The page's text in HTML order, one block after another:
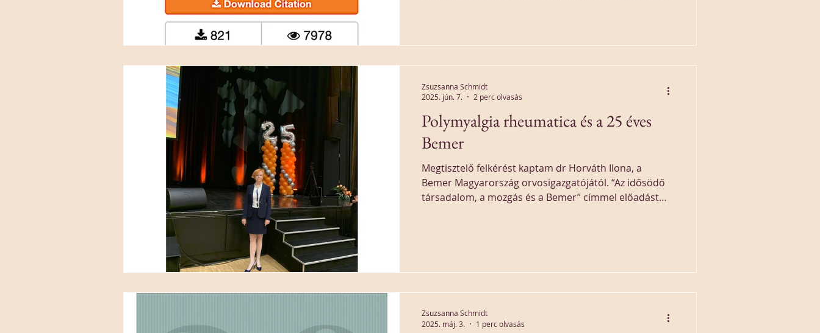
Polymyalgia rheumatica és a 25 éves
Bemer
Megtisztelő felkérést kaptam dr Horváth Ilona, a
Bemer Magyarország orvosigazgatójától. “Az idősödő
társadalom, a mozgás és a Bemer” címmel előadást
Zsuzsanna Schmidt
2025. jún. 7.
2 perc olvasás
Zsuzsanna Schmidt
2025. máj. 3.
1 perc olvasás